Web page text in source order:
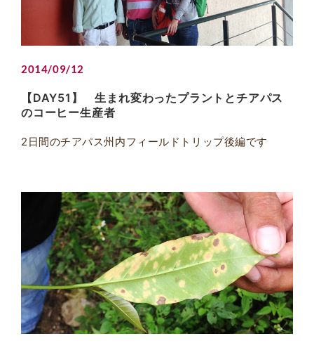
2014/09/12
【DAY51】 生まれ変わったプラントとチアパス
のコーヒー生産者
2日間のチアパス州内フィールドトリップ後編です